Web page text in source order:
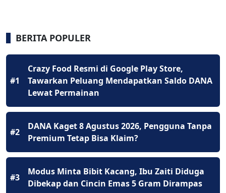
BERITA POPULER
#1
Crazy Food Resmi di Google Play Store,
Tawarkan Peluang Mendapatkan Saldo DANA
Lewat Permainan
#2
DANA Kaget 8 Agustus 2026, Pengguna Tanpa
Premium Tetap Bisa Klaim?
#3
Modus Minta Bibit Kacang, Ibu Zaiti Diduga
Dibekap dan Cincin Emas 5 Gram Dirampas